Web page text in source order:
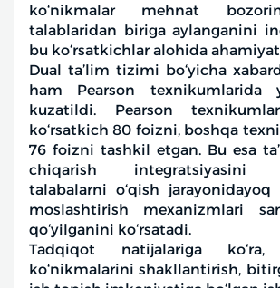
ko‘nikmalar mehnat
talablaridan biriga aylanganini
bu ko‘rsatkichlar alohida
Dual ta’lim tizimi bo‘yicha
ham Pearson texnikumlarida
kuzatildi. Pearson
ko‘rsatkich 80 foizni, boshqa
76 foizni tashkil etgan. Bu esa
chiqarish integratsiyasini
talabalarni o‘qish
moslashtirish mexanizmlari
qo‘yilganini ko‘rsatadi.
Tadqiqot natijalariga ko‘ra,
ko‘nikmalarini shakllantirish,